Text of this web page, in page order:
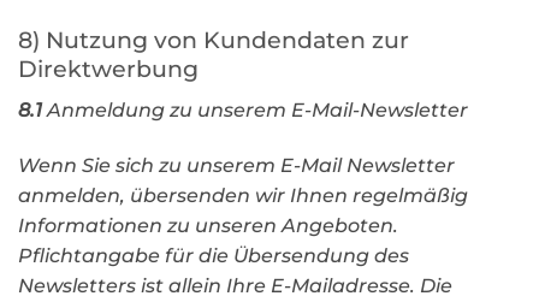
8) Nutzung von Kundendaten zur
Direktwerbung
8.1Anmeldung zu unserem E-Mail-Newsletter
Wenn Sie sich zu unserem E-Mail Newsletter
anmelden, übersenden wir Ihnen regelmäßig
Informationen zu unseren Angeboten.
Pflichtangabe für die Übersendung des
Newsletters ist allein Ihre E-Mailadresse. Die